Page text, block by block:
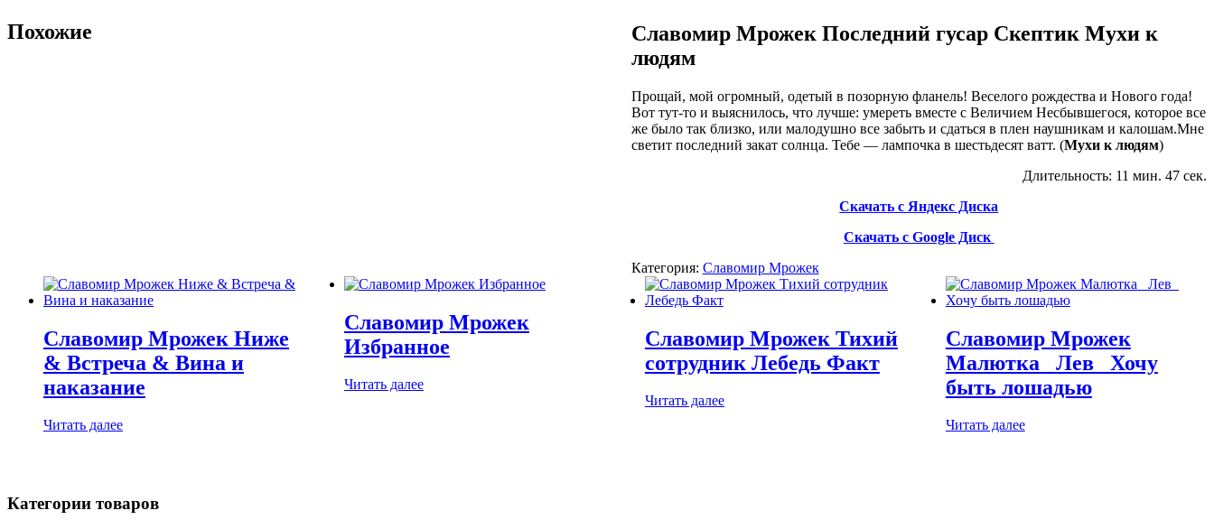
Славомир Мрожек Последний гусар Скептик Мухи к
людям
Прощай, мой огромный, одетый в позорную фланель! Веселого рождества и Нового года!
Вот тут-то и выяснилось, что лучше: умереть вместе с Величием Несбывшегося, которое все
же было так близко, или малодушно все забыть и сдаться в плен наушникам и калошам.Мне
светит последний закат солнца. Тебе — лампочка в шестьдесят ватт. (Мухи к людям)
Длительность: 11 мин. 47 сек.
Скачать с Яндекс Диска
Скачать с Google Диск
Категория: Славомир Мрожек
Похожие
Славомир Мрожек Ниже
& Встреча & Вина и
наказание
Читать далее
Славомир Мрожек
Избранное
Читать далее
Славомир Мрожек Тихий
сотрудник Лебедь Факт
Читать далее
Славомир Мрожек
Малютка_ Лев_ Хочу
быть лошадью
Читать далее
Категории товаров